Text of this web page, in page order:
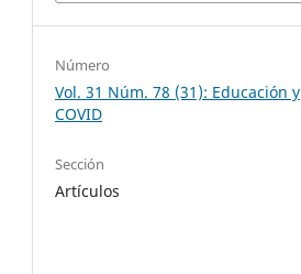
Número
Vol. 31 Núm. 78 (31): Educación y
COVID
Sección
Artículos